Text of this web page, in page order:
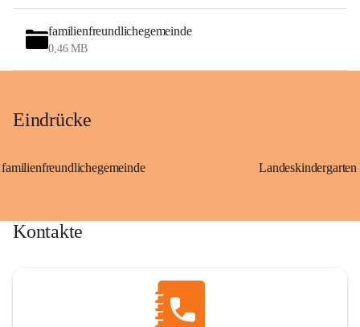
familienfreundlichegemeinde
0,46 MB
Eindrücke
familienfreundlichegemeinde
Kontakte